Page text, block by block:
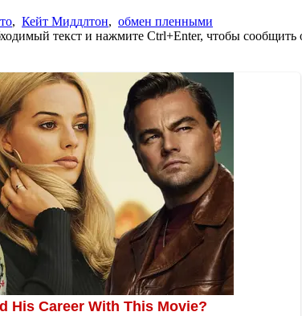
, Кейт Миддлтон, обмен пленными
текст и нажмите Ctrl+Enter, чтобы сообщить